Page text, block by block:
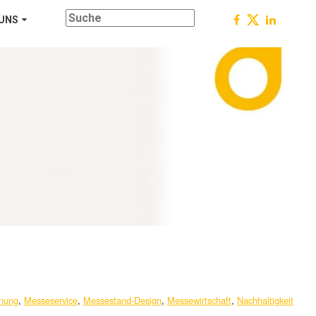
, Messeservice, Messestand-Design, Messewirtschaft, Nachhaltigkeit